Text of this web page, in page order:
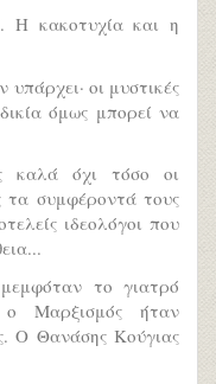
Η κακοτυχία και η
οι μυστικές
όμως μπορεί να
καλά όχι τόσο οι
τα συμφέροντά τους
ιδεολόγοι που
το γιατρό
Μαρξισμός ήταν
Ο Θανάσης Κούγιας